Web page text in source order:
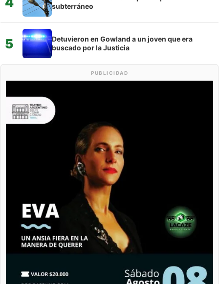
subterráneo
5
Detuvieron en Gowland a un joven que era
buscado por la Justicia
PUBLICIDAD